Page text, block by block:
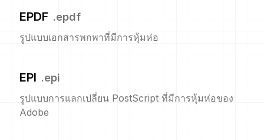
EPDF .epdf
รูปแบบเอกสารพกพาที่มีการหุ้มห่อ
EPI .epi
รูปแบบการแลกเปลี่ยน PostScript ที่มีการหุ้มห่อของ
Adobe